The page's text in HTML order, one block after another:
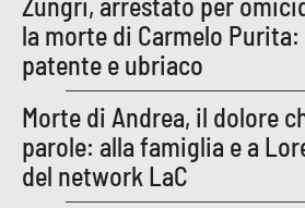
SPECIALI
Buona Sanità Calabria
la morte di Carmelo Purita:
patente e ubriaco
Morte di Andrea, il dolore
parole: alla famiglia e a
del network LaC